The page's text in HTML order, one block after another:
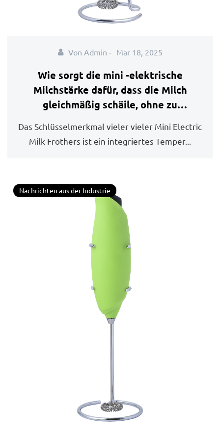
Von Admin - Mar 18, 2025
Wie sorgt die mini -elektrische
Milchstärke dafür, dass die Milch
gleichmäßig schäile, ohne zu
Das Schlüsselmerkmal vieler vieler Mini Electric
Milk Frothers ist ein integriertes Temper...
Nachrichten aus der Industrie